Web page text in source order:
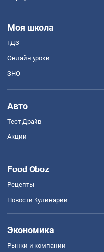
Моя школа
ГДЗ
Онлайн уроки
ЗНО
Авто
Тест Драйв
Акции
Food Oboz
Рецепты
Новости Кулинарии
Экономика
Рынки и компании